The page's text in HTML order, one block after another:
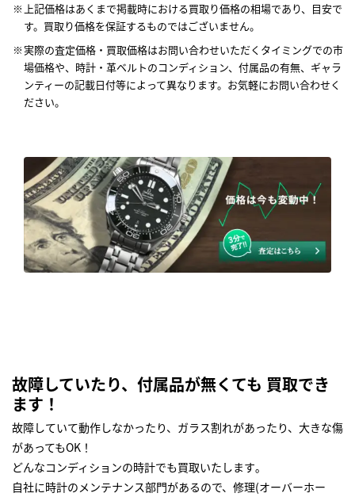
上記価格はあくまで掲載時における買取り価格の相場であり、目安で
す。買取り価格を保証するものではございません。
実際の査定価格・買取価格はお問い合わせいただくタイミングでの市
場価格や、時計・革ベルトのコンディション、付属品の有無、ギャラ
ンティーの記載日付等によって異なります。お気軽にお問い合わせく
ださい。
故障していたり、付属品が無くても 買取でき
ます！
故障していて動作しなかったり、ガラス割れがあったり、大きな傷
があってもOK！
どんなコンディションの時計でも買取いたします｡
自社に時計のメンテナンス部門があるので、修理(オーバーホー